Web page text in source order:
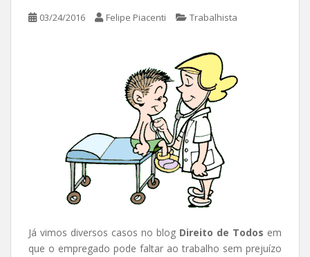
03/24/2016 Felipe Piacenti Trabalhista
Já vimos diversos casos no blog Direito de Todos em
que o empregado pode faltar ao trabalho sem prejuízo